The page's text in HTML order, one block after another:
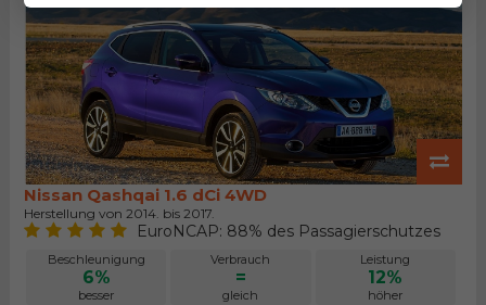
Nissan Qashqai 1.6 dCi 4WD
Herstellung von 2014. bis 2017.
EuroNCAP: 88% des Passagierschutzes
Beschleunigung
6%
besser
Verbrauch
=
gleich
Leistung
12%
höher